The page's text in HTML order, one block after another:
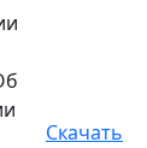
Скачать